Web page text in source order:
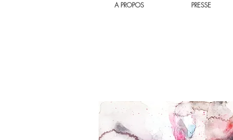
A PROPOS PRESSE